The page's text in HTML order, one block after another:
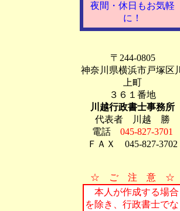
夜間・休日もお気軽
に！
〒244-0805
神奈川県横浜市戸塚区川
上町
３６１番地
川越行政書士事務所
代表者 川越 勝
電話 045-827-3701
ＦＡＸ 045-827-3702
☆ ご 注 意 ☆
本人が作成する場合
を除き、行政書士でな